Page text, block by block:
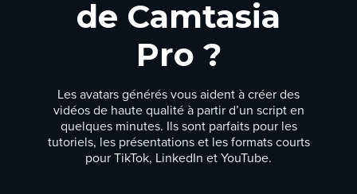
de Camtasia
Pro ?
Les avatars générés vous aident à créer des
vidéos de haute qualité à partir d’un script en
quelques minutes. Ils sont parfaits pour les
tutoriels, les présentations et les formats courts
pour TikTok, LinkedIn et YouTube.